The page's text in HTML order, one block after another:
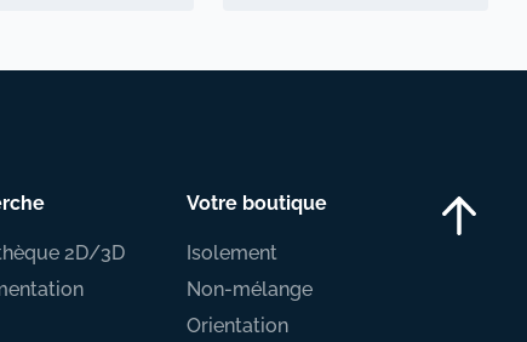
2D/3D
Votre boutique
Isolement
Non-mélange
Orientation